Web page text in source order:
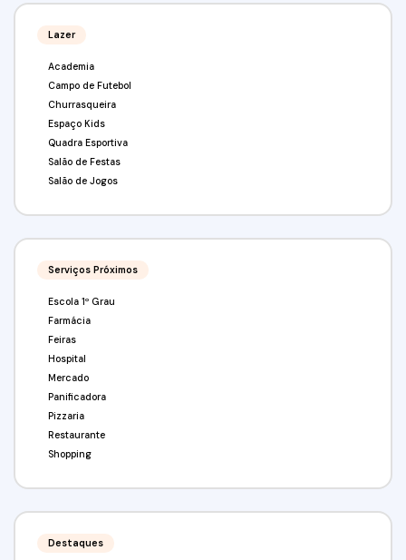
Lazer
Academia
Campo de Futebol
Churrasqueira
Espaço Kids
Quadra Esportiva
Salão de Festas
Salão de Jogos
Serviços Próximos
Escola 1º Grau
Farmácia
Feiras
Hospital
Mercado
Panificadora
Pizzaria
Restaurante
Shopping
Destaques